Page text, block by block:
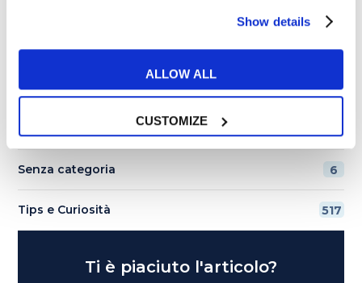
Show details
ALLOW ALL
CUSTOMIZE
Esperienze MyES 28
Film e Musica 219
Senza categoria 6
Tips e Curiosità 517
Ti è piaciuto l'articolo?